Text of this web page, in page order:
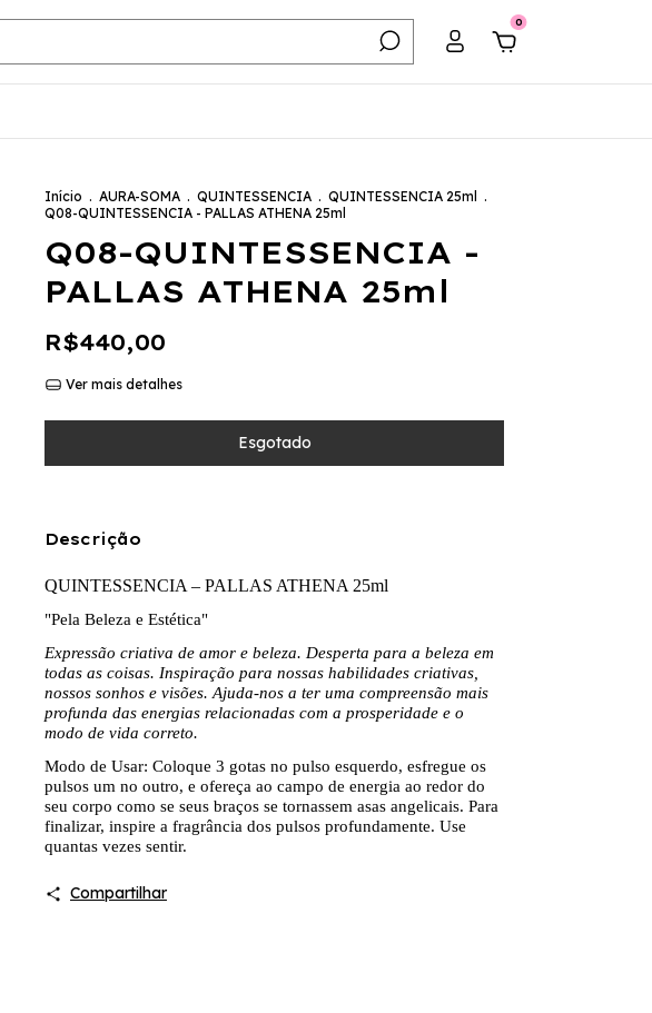
0
Início . AURA-SOMA . QUINTESSENCIA . QUINTESSENCIA 25ml
.
Q08-QUINTESSENCIA - PALLAS ATHENA 25ml
Q08-QUINTESSENCIA -
PALLAS ATHENA 25ml
R$440,00
Ver mais detalhes
Descrição
QUINTESSENCIA – PALLAS ATHENA 25ml
"Pela Beleza e Estética"
Expressão criativa de amor e beleza. Desperta para a beleza em
todas as coisas. Inspiração para nossas habilidades criativas,
nossos sonhos e visões. Ajuda-nos a ter uma compreensão mais
profunda das energias relacionadas com a prosperidade e o
modo de vida correto.
Modo de Usar: Coloque 3 gotas no pulso esquerdo, esfregue os
pulsos um no outro, e ofereça ao campo de energia ao redor do
seu corpo como se seus braços se tornassem asas angelicais. Para
finalizar, inspire a fragrância dos pulsos profundamente. Use
quantas vezes sentir.
Compartilhar